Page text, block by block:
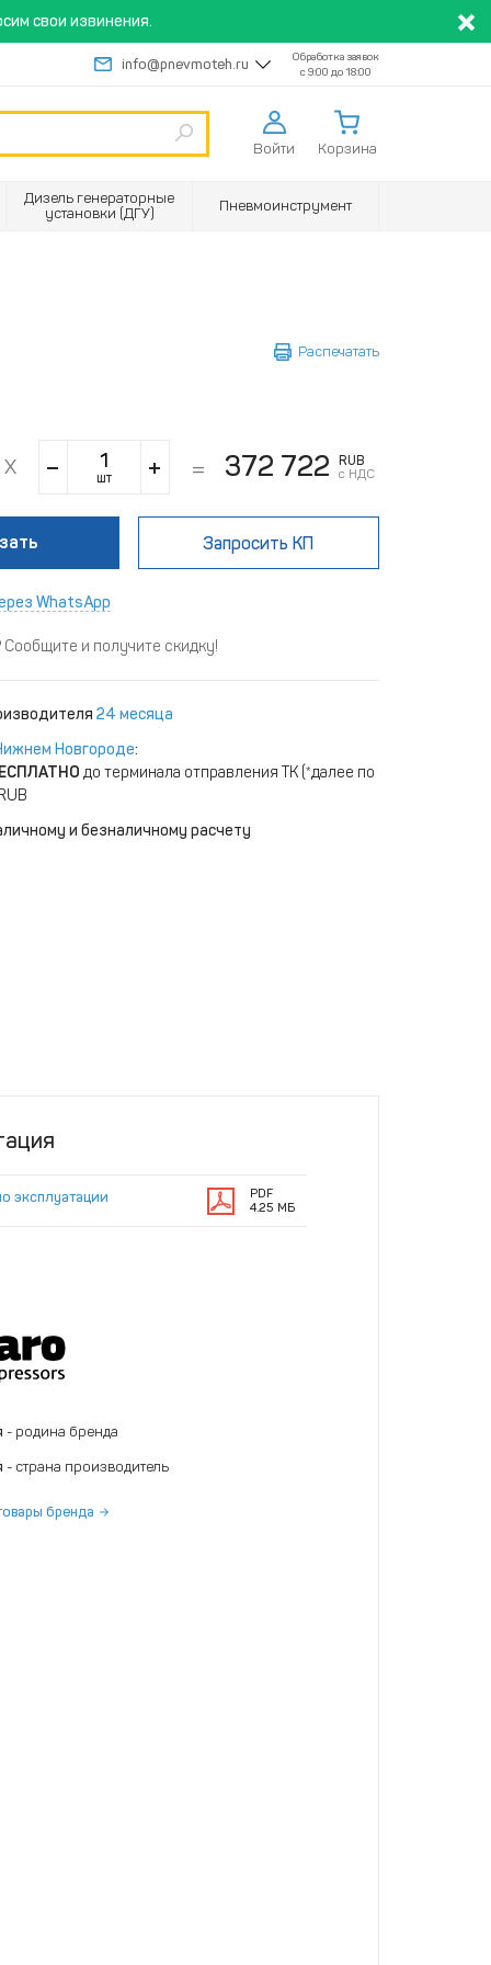
свои извинения.
info@pnevmoteh.ru
Обработка заявок
с 9:00 до 18:00
Войти Корзина
Дизель генераторные
установки (ДГУ)
Пневмоинструмент
Распечатать
шт 372 722
RUB
с НДС
Запросить КП
WhatsApp
и получите скидку!
24 месяца
Новгороде:
до терминала отправления ТК (*далее по
и безналичному расчету
эксплуатации
PDF
4.25 МБ
- родина бренда
- страна производитель
бренда